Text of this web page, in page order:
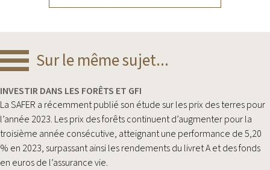
Sur le même sujet...
INVESTIR DANS LES FORÊTS ET GFI
La SAFER a récemment publié son étude sur les prix des terres pour
l’année 2023. Les prix des forêts continuent d’augmenter pour la
troisième année consécutive, atteignant une performance de 5,20
% en 2023, surpassant ainsi les rendements du livret A et des fonds
en euros de l’assurance vie.